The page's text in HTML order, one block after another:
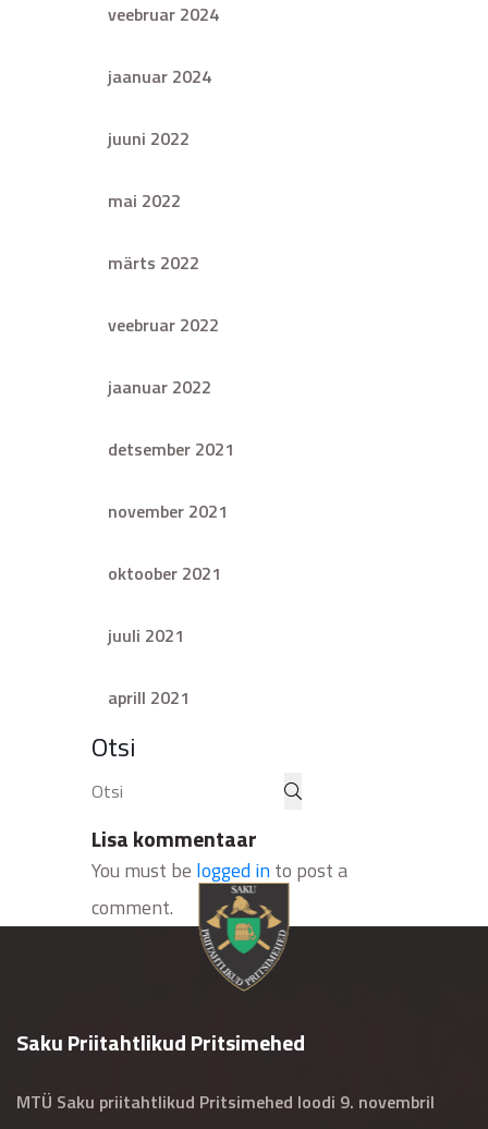
veebruar 2024
jaanuar 2024
juuni 2022
mai 2022
märts 2022
veebruar 2022
jaanuar 2022
detsember 2021
november 2021
oktoober 2021
juuli 2021
aprill 2021
Otsi
Lisa kommentaar
You must be logged into post a
comment.
Saku Priitahtlikud Pritsimehed
MTÜ Saku priitahtlikud Pritsimehed loodi 9. novembril